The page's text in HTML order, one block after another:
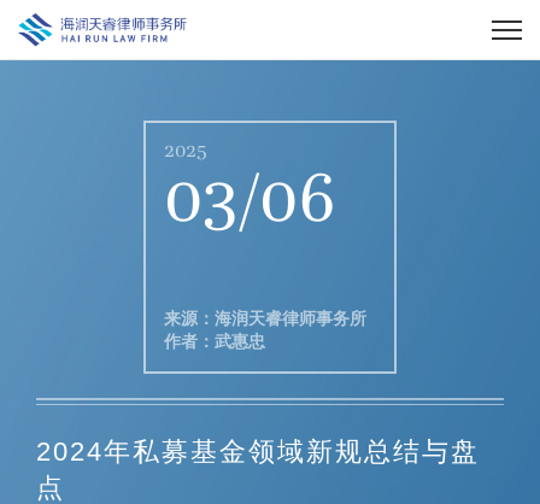
2025
03/06
来源：海润天睿律师事务所
作者：武惠忠
2024年私募基金领域新规总结与盘
点